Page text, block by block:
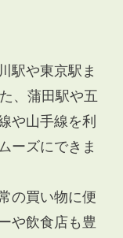
駅や東京駅ま
、蒲田駅や五
や山手線を利
ーズにできま
の買い物に便
や飲食店も豊